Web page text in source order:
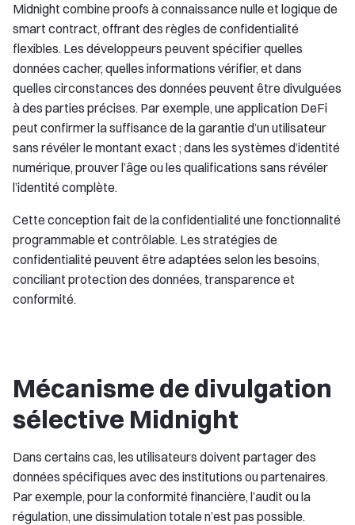
Midnight combine proofs à connaissance nulle et logique de
smart contract, offrant des règles de confidentialité
flexibles. Les développeurs peuvent spécifier quelles
données cacher, quelles informations vérifier, et dans
quelles circonstances des données peuvent être divulguées
à des parties précises. Par exemple, une application DeFi
peut confirmer la suffisance de la garantie d’un utilisateur
sans révéler le montant exact ; dans les systèmes d’identité
numérique, prouver l’âge ou les qualifications sans révéler
l’identité complète.
Cette conception fait de la confidentialité une fonctionnalité
programmable et contrôlable. Les stratégies de
confidentialité peuvent être adaptées selon les besoins,
conciliant protection des données, transparence et
conformité.
Mécanisme de divulgation
sélective Midnight
Dans certains cas, les utilisateurs doivent partager des
données spécifiques avec des institutions ou partenaires.
Par exemple, pour la conformité financière, l’audit ou la
régulation, une dissimulation totale n’est pas possible.